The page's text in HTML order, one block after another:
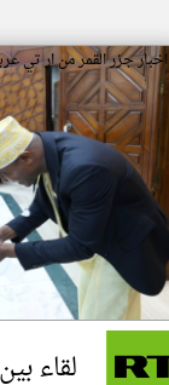
اخبار جزر القمر من ار تي
لقاء